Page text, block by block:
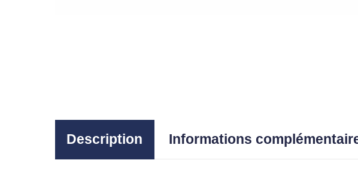
Description Informations